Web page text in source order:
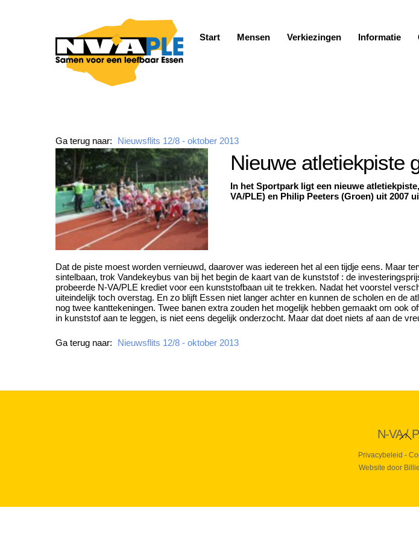
Start Mensen Verkiezingen Informatie
Ga terug naar: Nieuwsflits 12/8 - oktober 2013
Nieuwe atletiekpiste
In het Sportpark ligt een nieuwe
VA/PLE) en Philip Peeters (Groen) uit 2007
Dat de piste moest worden vernieuwd, daarover was iedereen het al een tijdje eens. Maar
sintelbaan, trok Vandekeybus van bij het begin de kaart van de kunststof : de
probeerde N-VA/PLE krediet voor een kunststofbaan uit te trekken. Nadat het voorstel
uiteindelijk toch overstag. En zo blijft Essen niet langer achter en kunnen de scholen en de
nog twee kanttekeningen. Twee banen extra zouden het mogelijk hebben gemaakt om ook
in kunststof aan te leggen, is niet eens degelijk onderzocht. Maar dat doet niets af aan de
Ga terug naar: Nieuwsflits 12/8 - oktober 2013
To
Top
N-VA /
Privacybeleid -
Website door